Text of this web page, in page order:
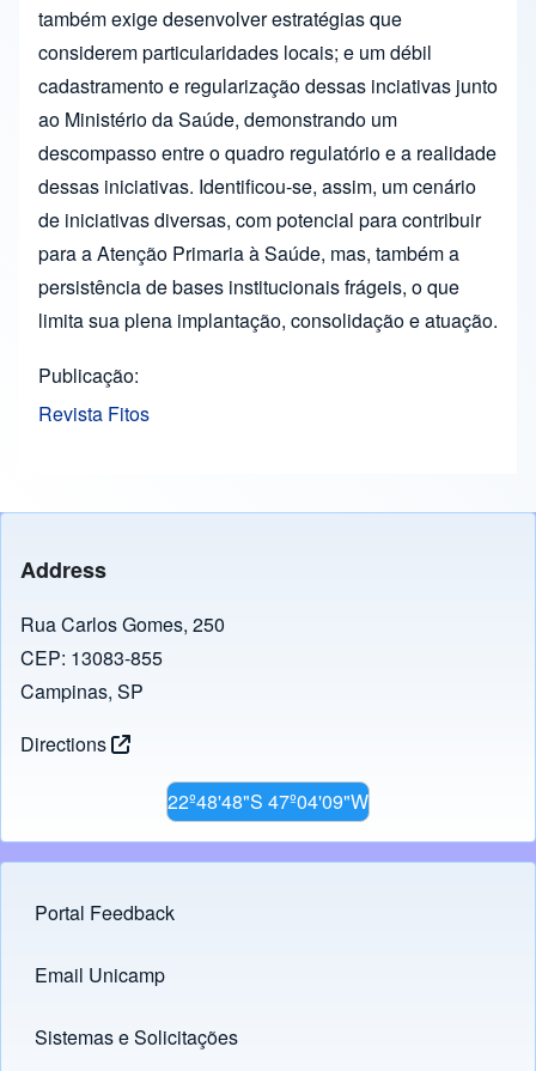
também exige desenvolver estratégias que
considerem particularidades locais; e um débil
cadastramento e regularização dessas inciativas junto
ao Ministério da Saúde, demonstrando um
descompasso entre o quadro regulatório e a realidade
dessas iniciativas. Identificou-se, assim, um cenário
de iniciativas diversas, com potencial para contribuir
para a Atenção Primaria à Saúde, mas, também a
persistência de bases institucionais frágeis, o que
limita sua plena implantação, consolidação e atuação.
Publicação
Revista Fitos
Address
Rua Carlos Gomes, 250
CEP: 13083-855
Campinas, SP
Directions
22º48'48"S 47º04'09"W
Footer menu
Portal Feedback
Links
Email Unicamp
(opens in new tab)
Sistemas e Solicitações
(opens in new tab)